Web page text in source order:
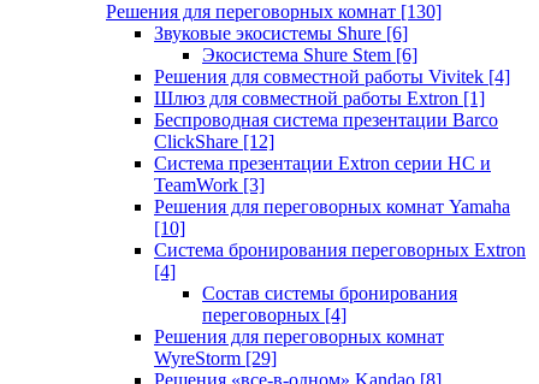
Решения для переговорных комнат [130]
Звуковые экосистемы Shure [6]
Экосистема Shure Stem [6]
Решения для совместной работы Vivitek [4]
Шлюз для совместной работы Extron [1]
Беспроводная система презентации Barco
ClickShare [12]
Система презентации Extron серии HC и
TeamWork [3]
Решения для переговорных комнат Yamaha
[10]
Система бронирования переговорных Extron
[4]
Состав системы бронирования
переговорных [4]
Решения для переговорных комнат
WyreStorm [29]
Решения «все-в-одном» Kandao [8]